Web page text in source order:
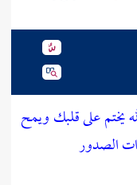
يختم على قلبك ويمح
الصدور